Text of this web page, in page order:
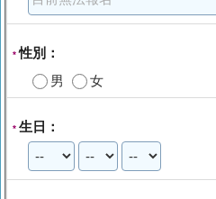
*性別：
男
女
* 生日：